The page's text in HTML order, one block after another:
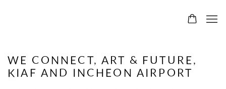
WE CONNECT, ART & FUTURE,
KIAF AND INCHEON AIRPORT